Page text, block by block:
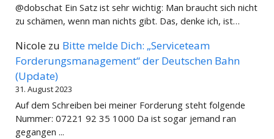
@dobschat Ein Satz ist sehr wichtig: Man braucht sich nicht
zu schämen, wenn man nichts gibt. Das, denke ich, ist…
Nicole zu Bitte melde Dich: „Serviceteam
Forderungsmanagement“ der Deutschen Bahn
(Update)
31. August 2023
Auf dem Schreiben bei meiner Forderung steht folgende
Nummer: 07221 92 35 1000 Da ist sogar jemand ran
gegangen ...